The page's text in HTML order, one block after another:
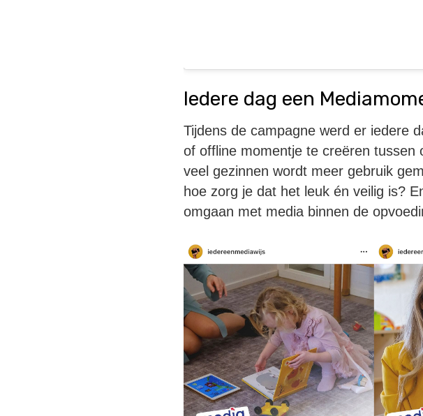
Iedere dag een
Tijdens de campagne werd er iedere
of offline momentje te creëren tussen
veel gezinnen wordt meer gebruik
hoe zorg je dat het leuk én veilig is?
omgaan met media binnen de